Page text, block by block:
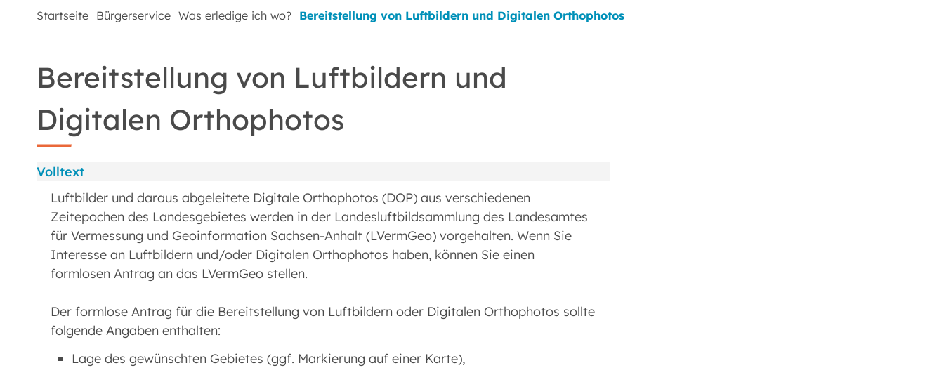
Startseite Bürgerservice Was erledige ich wo? Bereitstellung von Luftbildern und Digitalen Orthophotos
Bereitstellung von Luftbildern und
Digitalen Orthophotos
Volltext
Luftbilder und daraus abgeleitete Digitale Orthophotos (DOP) aus verschiedenen
Zeitepochen des Landesgebietes werden in der Landesluftbildsammlung des Landesamtes
für Vermessung und Geoinformation Sachsen-Anhalt (LVermGeo) vorgehalten. Wenn Sie
Interesse an Luftbildern und/oder Digitalen Orthophotos haben, können Sie einen
formlosen Antrag an das LVermGeo stellen.
Der formlose Antrag für die Bereitstellung von Luftbildern oder Digitalen Orthophotos sollte
folgende Angaben enthalten:
Lage des gewünschten Gebietes (ggf. Markierung auf einer Karte),